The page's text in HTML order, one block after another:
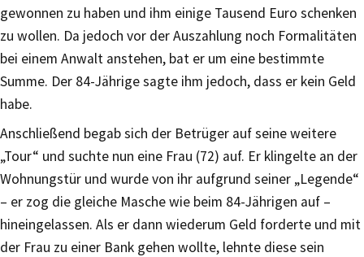
gewonnen zu haben und ihm einige Tausend Euro schenken
zu wollen. Da jedoch vor der Auszahlung noch Formalitäten
bei einem Anwalt anstehen, bat er um eine bestimmte
Summe. Der 84-Jährige sagte ihm jedoch, dass er kein Geld
habe.
Anschließend begab sich der Betrüger auf seine weitere
„Tour“ und suchte nun eine Frau (72) auf. Er klingelte an der
Wohnungstür und wurde von ihr aufgrund seiner „Legende“
– er zog die gleiche Masche wie beim 84-Jährigen auf –
hineingelassen. Als er dann wiederum Geld forderte und mit
der Frau zu einer Bank gehen wollte, lehnte diese sein